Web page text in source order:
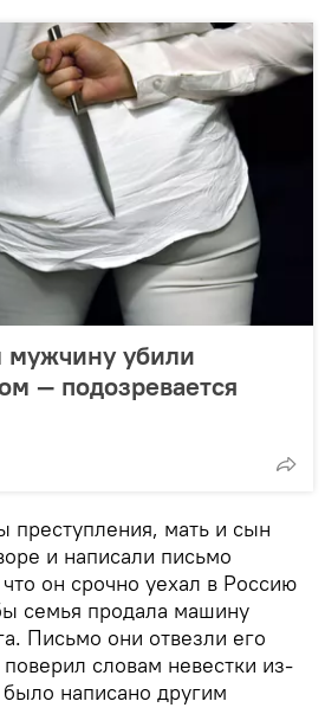
мужчину убили
— подозревается
преступления, мать и сын
и написали письмо
он срочно уехал в Россию
семья продала машину
Письмо они отвезли его
словам невестки из-
написано другим